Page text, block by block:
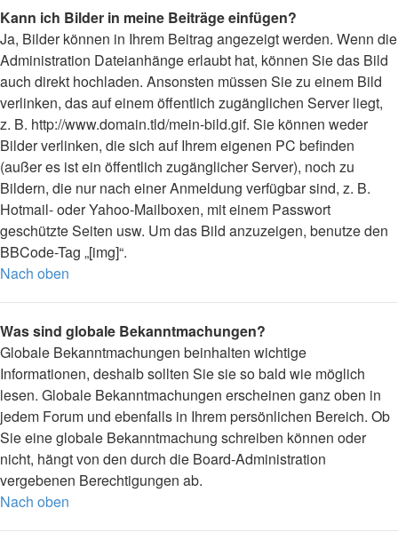
Kann ich Bilder in meine Beiträge einfügen?
Ja, Bilder können in Ihrem Beitrag angezeigt werden. Wenn die
Administration Dateianhänge erlaubt hat, können Sie das Bild
auch direkt hochladen. Ansonsten müssen Sie zu einem Bild
verlinken, das auf einem öffentlich zugänglichen Server liegt,
z. B. http://www.domain.tld/mein-bild.gif. Sie können weder
Bilder verlinken, die sich auf Ihrem eigenen PC befinden
(außer es ist ein öffentlich zugänglicher Server), noch zu
Bildern, die nur nach einer Anmeldung verfügbar sind, z. B.
Hotmail- oder Yahoo-Mailboxen, mit einem Passwort
geschützte Seiten usw. Um das Bild anzuzeigen, benutze den
BBCode-Tag „[img]“.
Nach oben
Was sind globale Bekanntmachungen?
Globale Bekanntmachungen beinhalten wichtige
Informationen, deshalb sollten Sie sie so bald wie möglich
lesen. Globale Bekanntmachungen erscheinen ganz oben in
jedem Forum und ebenfalls in Ihrem persönlichen Bereich. Ob
Sie eine globale Bekanntmachung schreiben können oder
nicht, hängt von den durch die Board-Administration
vergebenen Berechtigungen ab.
Nach oben